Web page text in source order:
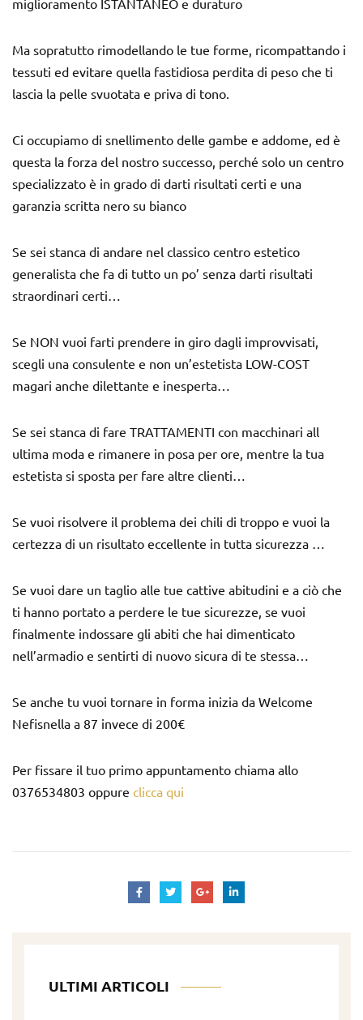
miglioramento ISTANTANEO e duraturo
Ma sopratutto rimodellando le tue forme, ricompattando i
tessuti ed evitare quella fastidiosa perdita di peso che ti
lascia la pelle svuotata e priva di tono.
Ci occupiamo di snellimento delle gambe e addome, ed è
questa la forza del nostro successo, perché solo un centro
specializzato è in grado di darti risultati certi e una
garanzia scritta nero su bianco
Se sei stanca di andare nel classico centro estetico
generalista che fa di tutto un po’ senza darti risultati
straordinari certi…
Se NON vuoi farti prendere in giro dagli improvvisati,
scegli una consulente e non un’estetista LOW-COST
magari anche dilettante e inesperta…
Se sei stanca di fare TRATTAMENTI con macchinari all
ultima moda e rimanere in posa per ore, mentre la tua
estetista si sposta per fare altre clienti…
Se vuoi risolvere il problema dei chili di troppo e vuoi la
certezza di un risultato eccellente in tutta sicurezza …
Se vuoi dare un taglio alle tue cattive abitudini e a ciò che
ti hanno portato a perdere le tue sicurezze, se vuoi
finalmente indossare gli abiti che hai dimenticato
nell’armadio e sentirti di nuovo sicura di te stessa…
Se anche tu vuoi tornare in forma inizia da Welcome
Nefisnella a 87 invece di 200€
Per fissare il tuo primo appuntamento chiama allo
0376534803 oppure clicca qui
ULTIMI ARTICOLI